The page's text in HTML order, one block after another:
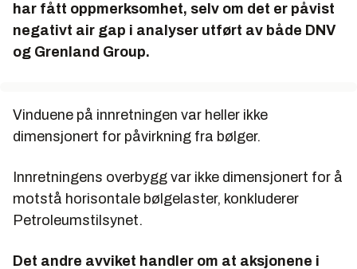
har fått oppmerksomhet, selv om det er påvist
negativt air gap i analyser utført av både DNV
og Grenland Group.
Vinduene på innretningen var heller ikke
dimensjonert for påvirkning fra bølger.
Innretningens overbygg var ikke dimensjonert for å
motstå horisontale bølgelaster, konkluderer
Petroleumstilsynet.
Det andre avviket handler om at aksjonene i